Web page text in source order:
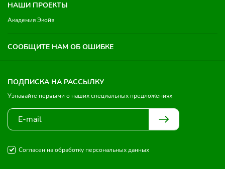
НАШИ ПРОЕКТЫ
Академия Экойя
СООБЩИТЕ НАМ ОБ ОШИБКЕ
ПОДПИСКА НА РАССЫЛКУ
Узнавайте первыми о наших специальных предложениях
Согласен на обработку персональных данных